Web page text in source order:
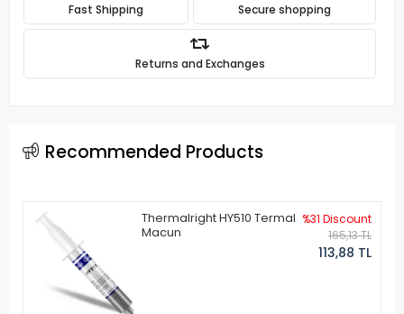
Fast Shipping Secure shopping
Returns and Exchanges
Recommended Products
Thermalright HY510 Termal
Macun
%31 Discount
165,13 TL
113,88 TL